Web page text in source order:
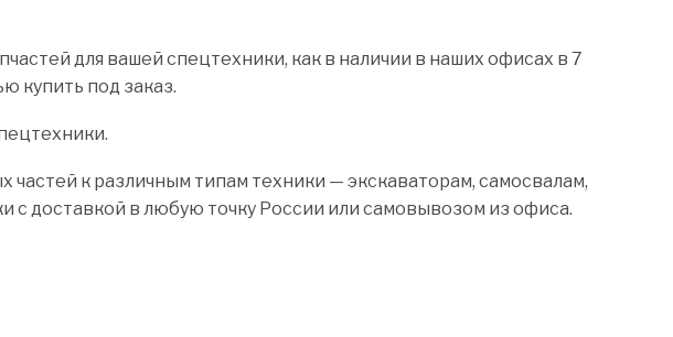
для вашей спецтехники, как в наличии в наших офисах в 7
купить под заказ.
к различным типам техники — экскаваторам, самосвалам,
с доставкой в любую точку России или самовывозом из офиса.